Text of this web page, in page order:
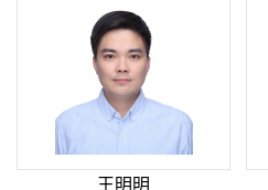
王明明